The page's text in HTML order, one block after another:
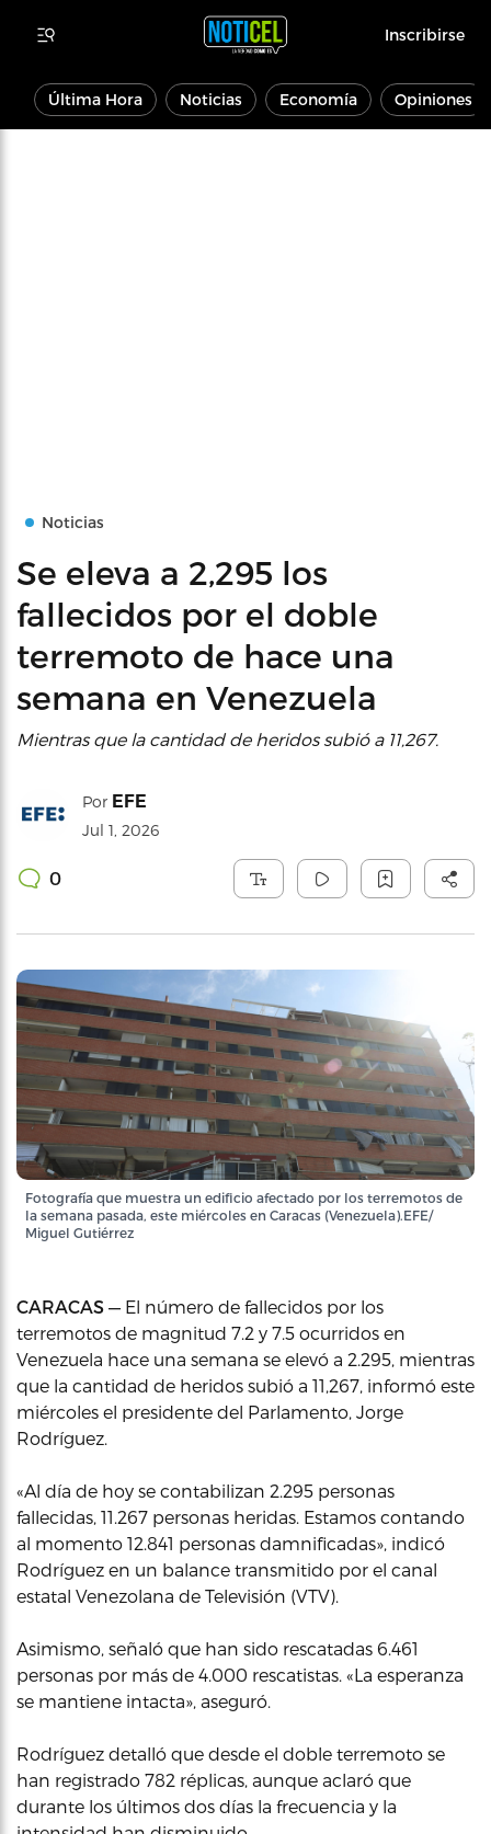
Inscribirse
Última Hora Noticias Economía Opiniones
Noticias
Se eleva a 2,295 los
fallecidos por el doble
terremoto de hace una
semana en Venezuela
Mientras que la cantidad de heridos subió a 11,267.
Por EFE
Jul 1, 2026
0
Fotografía que muestra un edificio afectado por los terremotos de
la semana pasada, este miércoles en Caracas (Venezuela).EFE/
Miguel Gutiérrez
CARACAS — El número de fallecidos por los
terremotos de magnitud 7.2 y 7.5 ocurridos en
Venezuela hace una semana se elevó a 2.295, mientras
que la cantidad de heridos subió a 11,267, informó este
miércoles el presidente del Parlamento, Jorge
Rodríguez.
«Al día de hoy se contabilizan 2.295 personas
fallecidas, 11.267 personas heridas. Estamos contando
al momento 12.841 personas damnificadas», indicó
Rodríguez en un balance transmitido por el canal
estatal Venezolana de Televisión (VTV).
Asimismo, señaló que han sido rescatadas 6.461
personas por más de 4.000 rescatistas. «La esperanza
se mantiene intacta», aseguró.
Rodríguez detalló que desde el doble terremoto se
han registrado 782 réplicas, aunque aclaró que
durante los últimos dos días la frecuencia y la